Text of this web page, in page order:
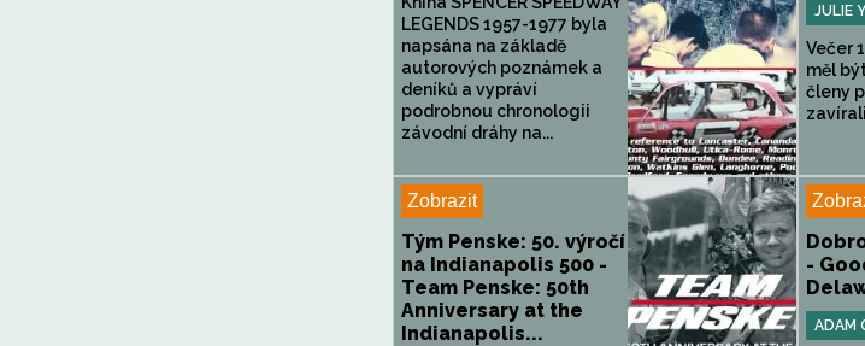
LEGENDS 1957-1977 byla
napsána na základě
autorových poznámek a
deníků a vypráví
podrobnou chronologii
závodní dráhy na...
JULIE
Večer
měl
členy
Zobrazit
Tým Penske: 50. výročí
na Indianapolis 500 -
Team Penske: 50th
Anniversary at the
Indianapolis...
-
ADAM